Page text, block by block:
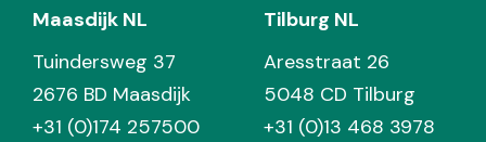
Maasdijk NL
Tuindersweg 37
2676 BD Maasdijk
+31 (0)174 257500
Tilburg NL
Aresstraat 26
5048 CD Tilburg
+31 (0)13 468 3978